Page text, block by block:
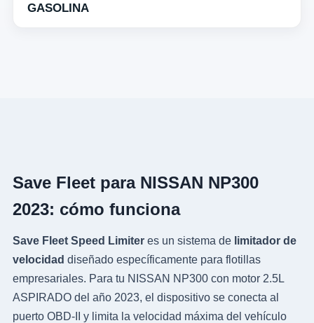
GASOLINA
Save Fleet para NISSAN NP300
2023: cómo funciona
Save Fleet Speed Limiteres un sistema de limitador de
velocidad diseñado específicamente para flotillas
empresariales. Para tu NISSAN NP300 con motor 2.5L
ASPIRADO del año 2023, el dispositivo se conecta al
puerto OBD-II y limita la velocidad máxima del vehículo